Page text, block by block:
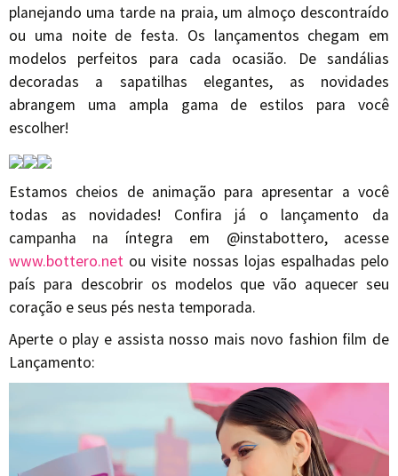
planejando uma tarde na praia, um almoço descontraído
ou uma noite de festa. Os lançamentos chegam em
modelos perfeitos para cada ocasião. De sandálias
decoradas a sapatilhas elegantes, as novidades
abrangem uma ampla gama de estilos para você
escolher!
Estamos cheios de animação para apresentar a você
todas as novidades! Confira já o lançamento da
campanha na íntegra em @instabottero, acesse
www.bottero.net ou visite nossas lojas espalhadas pelo
país para descobrir os modelos que vão aquecer seu
coração e seus pés nesta temporada.
Aperte o play e assista nosso mais novo fashion film de
Lançamento: